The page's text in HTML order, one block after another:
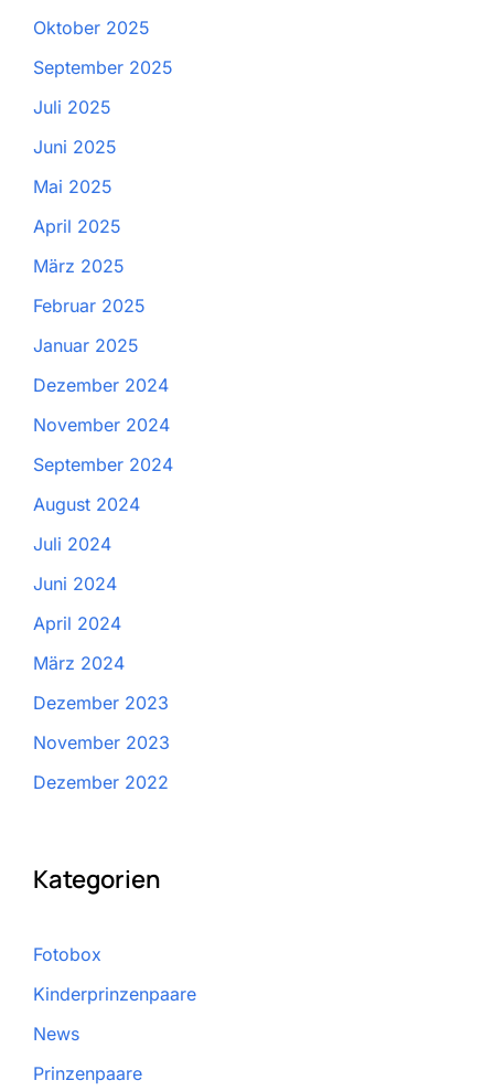
Oktober 2025
September 2025
Juli 2025
Juni 2025
Mai 2025
April 2025
März 2025
Februar 2025
Januar 2025
Dezember 2024
November 2024
September 2024
August 2024
Juli 2024
Juni 2024
April 2024
März 2024
Dezember 2023
November 2023
Dezember 2022
Kategorien
Fotobox
Kinderprinzenpaare
News
Prinzenpaare